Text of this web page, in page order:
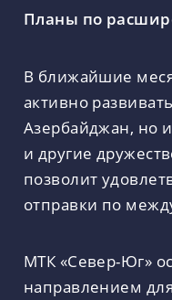
Планы по
В ближайшие
активно
Азербайджан, но
и другие
позволит
отправки по
МТК «Север-Юг»
направлением